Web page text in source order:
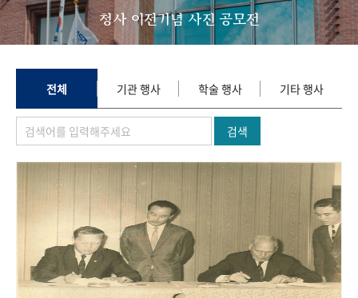
50+1 주년 기념
성과 50선 숫자로 보는 50년
세계와 함께 한 KIHASA
VR 역사관
청사 이전기념 사진 공모전
전체 기관 행사 학술 행사 기타 행사
검색